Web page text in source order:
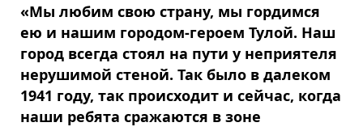
«Мы любим свою страну, мы гордимся
ею и нашим городом-героем Тулой. Наш
город всегда стоял на пути у неприятеля
нерушимой стеной. Так было в далеком
1941 году, так происходит и сейчас, когда
наши ребята сражаются в зоне